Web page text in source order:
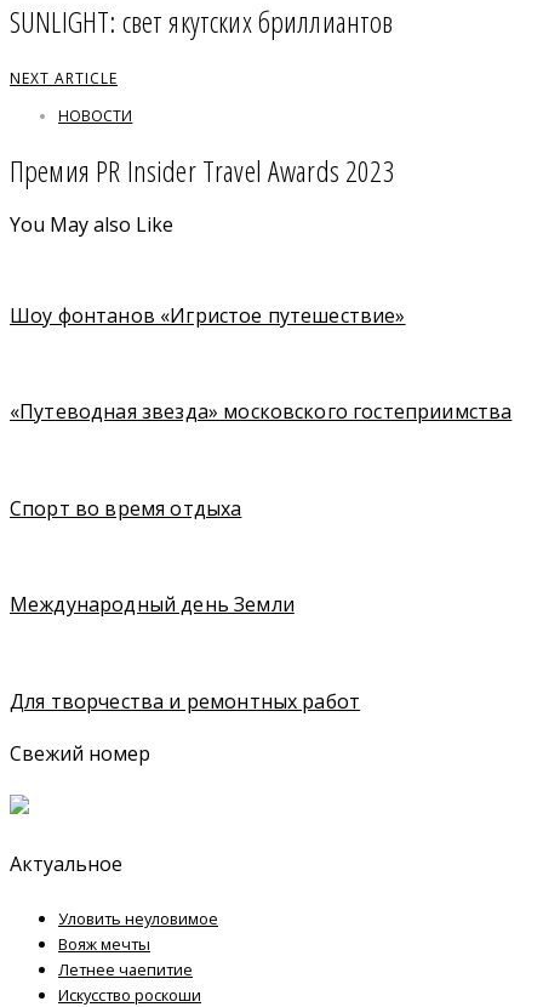
SUNLIGHT: свет якутских бриллиантов
NEXT ARTICLE
НОВОСТИ
Премия PR Insider Travel Awards 2023
You May also Like
Шоу фонтанов «Игристое путешествие»
«Путеводная звезда» московского гостеприимства
Спорт во время отдыха
Международный день Земли
Для творчества и ремонтных работ
Свежий номер
Актуальное
Уловить неуловимое
Вояж мечты
Летнее чаепитие
Искусство роскоши